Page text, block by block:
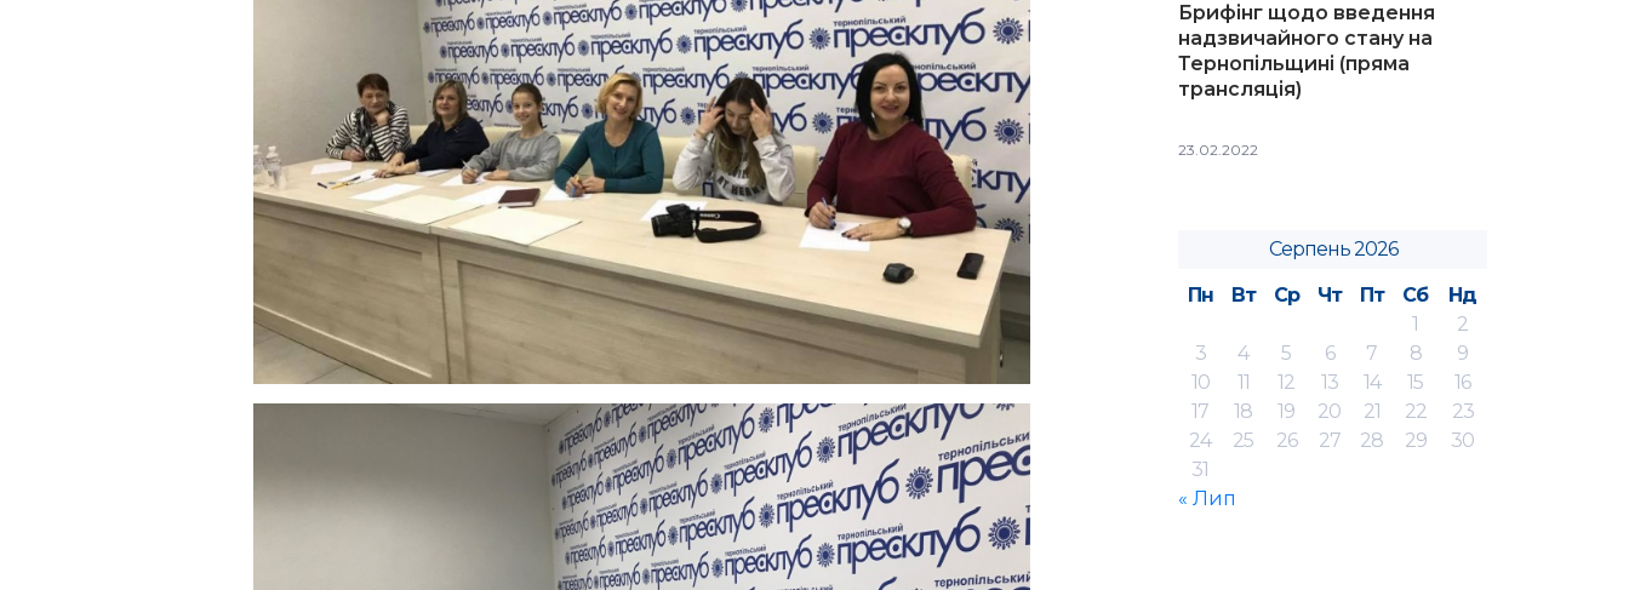
Брифінг щодо введення
надзвичайного стану на
Тернопільщині (пряма
трансляція)
23.02.2022
Серпень 2026
Пн
Вт Ср Чт Пт Сб
Нд
1
2
3
4 5 6 7 8
9
10
11 12 13 14 15
16
17
18 19 20 21 22
23
24
25 26 27 28 29
30
31
« Лип